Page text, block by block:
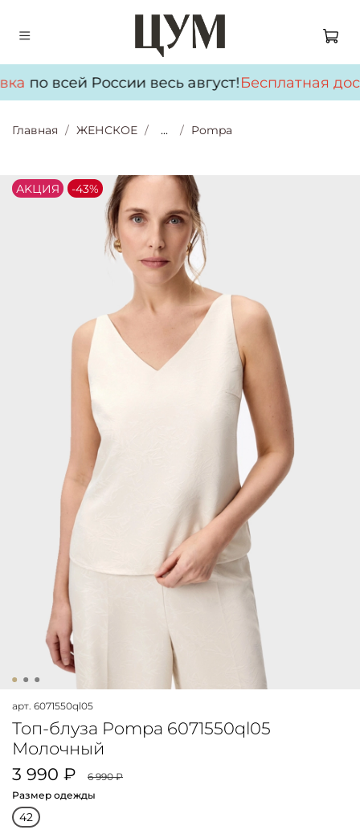
по всей России весь август!Бесплатная
Главная ЖЕНСКОЕ ... Pompa
АKЦИЯ -43%
арт. 6071550ql05
Топ-блуза Pompa 6071550ql05
Молочный
3 990 ₽
6 990 ₽
Размер одежды
42